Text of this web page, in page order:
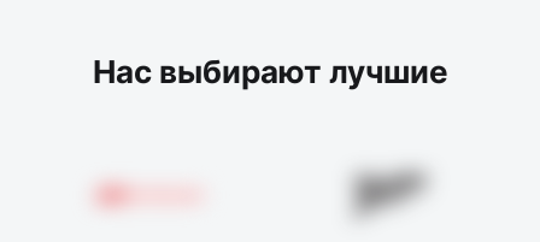
Нас выбирают лучшие